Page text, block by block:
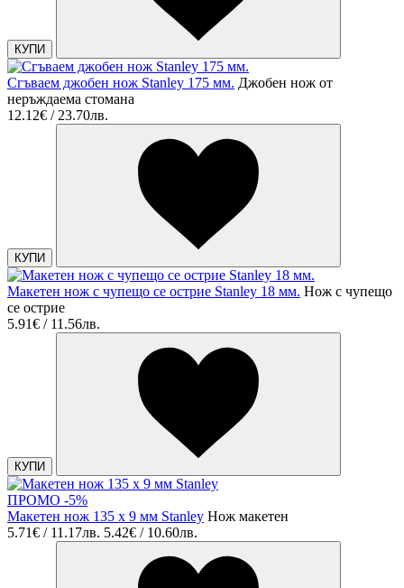
КУПИ
Сгъваем джобен нож Stanley 175 мм. Джобен нож от
неръждаема стомана
12.12€ / 23.70лв.
КУПИ
Макетен нож с чупещо се острие Stanley 18 мм. Нож с чупещо
се острие
5.91€ / 11.56лв.
КУПИ
ПРОМО -5%
Макетен нож 135 x 9 мм Stanley Нож макетен
5.71€ / 11.17лв. 5.42€ / 10.60лв.